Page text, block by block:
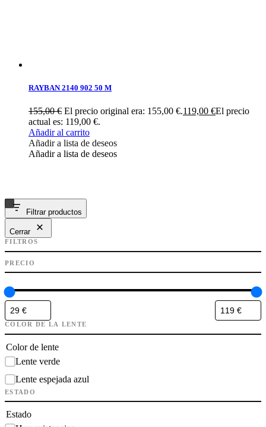
RAYBAN 2140 902 50 M
155,00€ El precio original era: 155,00 €.119,00 €El precio
actual es: 119,00 €.
Añadir al carrito
Añadir a lista de deseos
Añadir a lista de deseos
Filtrar productos
Cerrar
FILTROS
PRECIO
COLOR DE LA LENTE
Color de lente
Lente verde
Lente espejada azul
ESTADO
Estado